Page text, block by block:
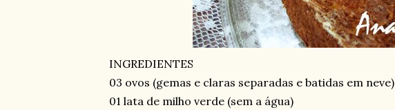
INGREDIENTES
03 ovos (gemas e claras separadas e batidas em neve)
01 lata de milho verde (sem a água)